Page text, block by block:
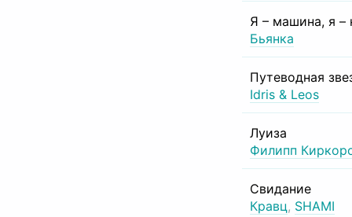
Я – машина, я –
Бьянка
Путеводная
Idris & Leos
Луиза
Филипп
Свидание
Кравц, SHAMI